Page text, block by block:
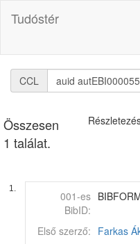
Tudóstér
CCL
Összesen
1 találat.
1.
001-es
BibID:
Első szerző: Farkas